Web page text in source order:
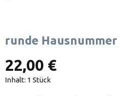
runde Hausnummer
22,00 €
Inhalt: 1 Stück